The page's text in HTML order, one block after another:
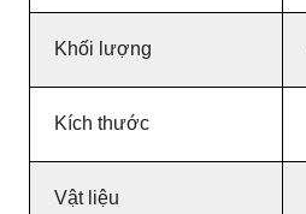
Khối lượng
Kích thước
Vật liệu